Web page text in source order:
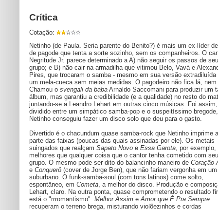
Crítica
Cotação:
Netinho (de Paula. Seria parente do Benito?) é mais um ex-líder
de pagode que tenta a sorte sozinho, sem os companheiros. O
Negritude Jr. parece determinado a A) não seguir os passos de
grupo; e B) não cair na armadilha que vitimou Belo, Vavá e
Pires, que trocaram o samba - mesmo em sua versão extradiluída
um mela-cueca sem meias medidas. O pagodeiro não fica lá,
Chamou o svengali da baba Arnaldo Saccomani para produzir um
álbum, mas garantiu a credibilidade (e a qualidade) no resto do
juntando-se a Leandro Lehart em outras cinco músicas. Foi assim,
dividido entre um simpático samba-pop e o suspeitíssimo
Netinho conseguiu fazer um disco solo que deu para o gasto.
Divertido é o chacundum quase samba-rock que Netinho imprime
parte das faixas (poucas das quais assinadas por ele). Os metais
suingados que realçam Sapato Novo e Essa Garota, por exemplo,
melhores que qualquer coisa que o cantor tenha cometido com
grupo. O mesmo pode ser dito do balancinho maneiro de Coração
e Conquerô (cover de Jorge Ben), que não fariam vergonha em
suburbano. O funk-samba-soul (com tons latinos) come solto,
espontâneo, em Cometa, a melhor do disco. Produção e
Lehart, claro. Na outra ponta, quase comprometendo o resultado
está o "rrromantismo". Melhor Assim eAmor que É Pra Sempre
recuperam o terreno brega, misturando violõezinhos e cordas